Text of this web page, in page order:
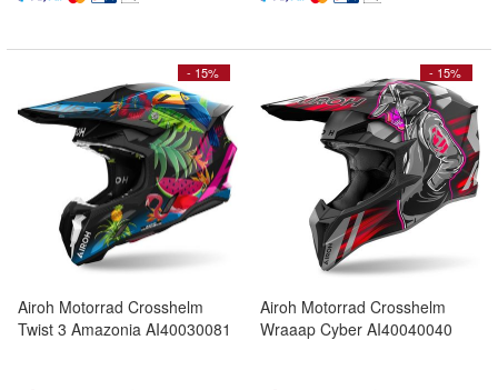
- 15%
Airoh Motorrad Crosshelm
Twist 3 Amazonia AI40030081
- 15%
Airoh Motorrad Crosshelm
Wraaap Cyber AI40040040